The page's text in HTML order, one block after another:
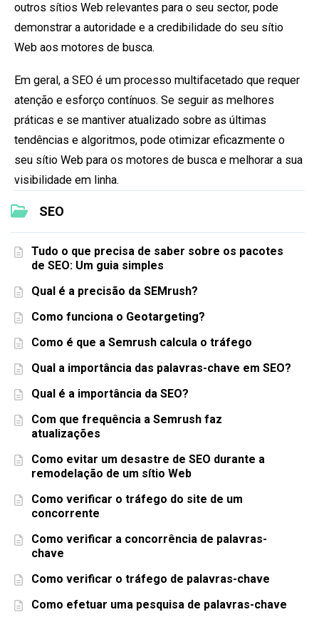
SEO
Tudo o que precisa de saber sobre os pacotes
de SEO: Um guia simples
Qual é a precisão da SEMrush?
Como funciona o Geotargeting?
Como é que a Semrush calcula o tráfego
Qual a importância das palavras-chave em SEO?
Qual é a importância da SEO?
Com que frequência a Semrush faz
atualizações
Como evitar um desastre de SEO durante a
remodelação de um sítio Web
Como verificar o tráfego do site de um
concorrente
Como verificar a concorrência de palavras-
chave
Como verificar o tráfego de palavras-chave
Como efetuar uma pesquisa de palavras-chave
outros sítios Web relevantes para o seu sector, pode
demonstrar a autoridade e a credibilidade do seu sítio
Web aos motores de busca.
Em geral, a SEO é um processo multifacetado que requer
atenção e esforço contínuos. Se seguir as melhores
práticas e se mantiver atualizado sobre as últimas
tendências e algoritmos, pode otimizar eficazmente o
seu sítio Web para os motores de busca e melhorar a sua
visibilidade em linha.